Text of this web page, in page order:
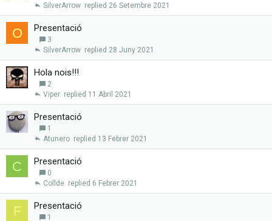
26 Setembre 2021
SilverArrow
O Presentació
3
28 Juny 2021
SilverArrow
Hola nois!!!
2
11 Abril 2021
Viper
Presentació
1
13 Febrer 2021
Atunero
C Presentació
0
6 Febrer 2021
Collde
F Presentació
1